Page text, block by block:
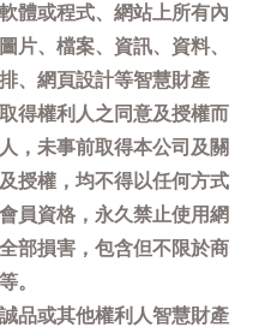
體或程式、網站上所有內
片、檔案、資訊、資料、
、網頁設計等智慧財產
得權利人之同意及授權而
，未事前取得本公司及關
授權，均不得以任何方式
員資格，永久禁止使用網
部損害，包含但不限於商
。
品或其他權利人智慧財產